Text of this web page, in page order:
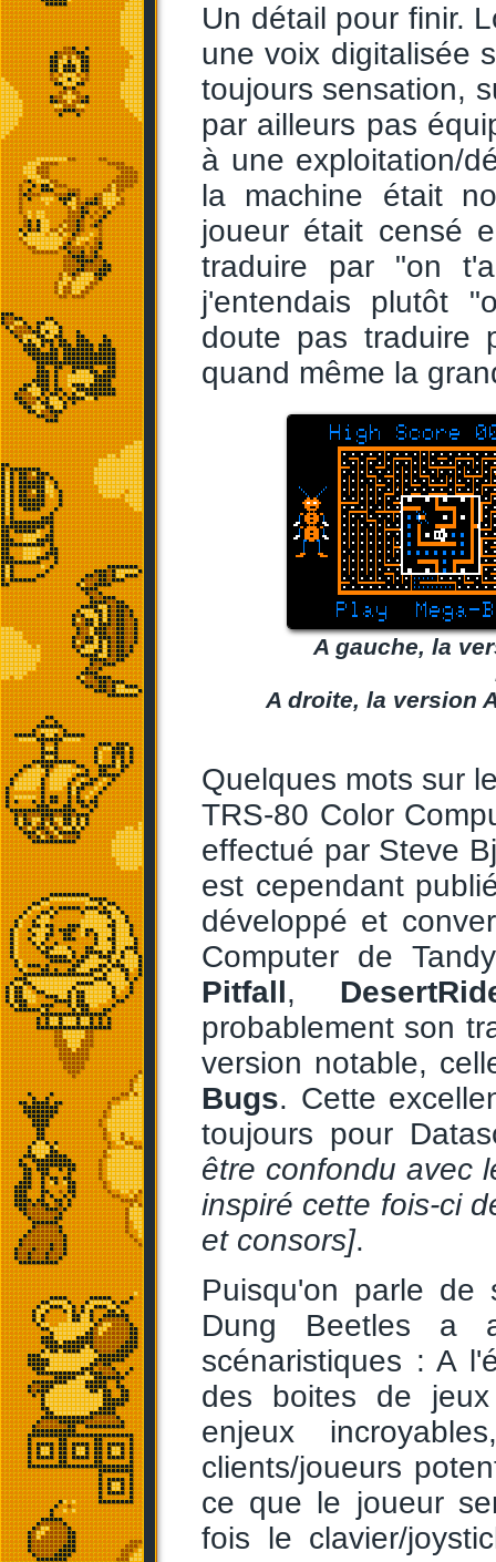
Un détail pour finir.
une voix digitalisée
toujours sensation,
par ailleurs pas
à une exploitation/
la machine était
joueur était censé
traduire par "on
j'entendais plutôt
doute pas traduire
quand même la
A gauche, la
A droite, la version
Quelques mots sur
TRS-80 Color
effectué par Steve
est cependant
développé et
Computer de
Pitfall,
probablement son
version notable,
Bugs. Cette
toujours pour
être confondu avec
inspiré cette fois-ci
et consors].
Puisqu'on parle de
Dung Beetles a
scénaristiques : A
des boites de
enjeux
clients/joueurs
ce que le joueur
fois le clavier/